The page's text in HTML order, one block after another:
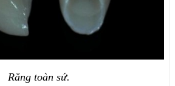
Răng toàn sứ.